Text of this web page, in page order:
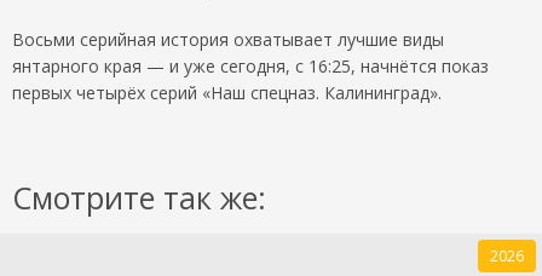
Восьми серийная история охватывает лучшие виды
янтарного края — и уже сегодня, с 16:25, начнётся показ
первых четырёх серий «Наш спецназ. Калининград».
Смотрите так же:
2026